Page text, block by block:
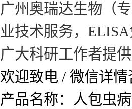
广州奥瑞达生物（
业技术服务，
广大科研工作者提
欢迎致电 / 微信详
产品名称：人包虫